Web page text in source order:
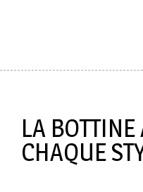
LA
CHAQUE